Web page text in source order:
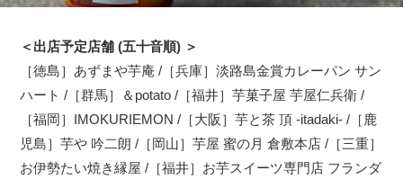
＜出店予定店舗 (五十音順) ＞
［徳島］あずまや芋庵 /［兵庫］淡路島金賞カレーパン サン
ハート /［群馬］＆potato /［福井］芋菓子屋 芋屋仁兵衛 /
［福岡］IMOKURIEMON /［大阪］芋と茶 頂 -itadaki- /［鹿
児島］芋や 吟二朗 /［岡山］芋屋 蜜の月 倉敷本店 /［三重］
お伊勢たい焼き縁屋 /［福井］お芋スイーツ専門店 フランダ